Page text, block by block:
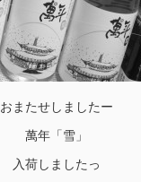
おまたせしましたー
萬年「雪」
入荷しましたっ